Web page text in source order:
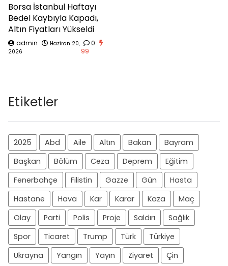
Borsa İstanbul Haftayı
Bedel Kaybıyla Kapadı,
Altın Fiyatları Yükseldi
admin
Haziran 20,
2026
0
99
Etiketler
2025 Abd Aile Altın Bakan
Bayram
Başkan
Bölüm Ceza Deprem
Eğitim
Fenerbahçe
Filistin Gazze Gün
Hasta
Hastane
Hava Kar Karar Kaza
Maç
Olay
Parti Polis Proje Saldırı
Sağlık
Spor
Ticaret Trump Türk
Türkiye
Ukrayna
Yangın Yayın Ziyaret Çin